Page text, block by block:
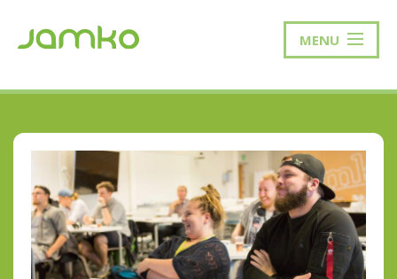
MENU